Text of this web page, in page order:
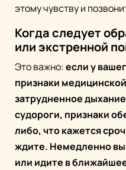
этому чувству и
Когда следует
или экстренной
Это важно:если у
признаки
затрудненное
судороги, признаки
либо, что кажется
ждите. Немедленно
или идите в